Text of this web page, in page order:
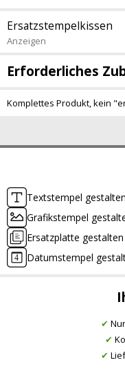
Textstempel gestalten
Grafikstempel
Ersatzplatte gestalten
Datumstempel
✔
✔
✔
Ersatzstempelkissen
Anzeigen
Erforderliches
Komplettes Produkt, kein